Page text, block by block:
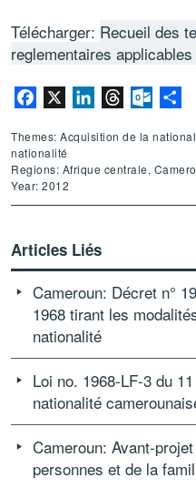
Télécharger: Recueil des
reglementaires
Facebook LinkedInThreads
Themes: Acquisition de la
nationalité
Regions: Afrique centrale,
Year: 2012
Articles Liés
Cameroun: Décret n°
1968 tirant les
nationalité
Loi no. 1968-LF-3 du
nationalité
Cameroun: Avant-
personnes et de la